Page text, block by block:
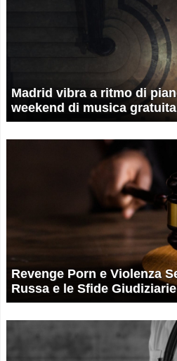
Madrid vibra a ritmo di
weekend di musica gratuita
Revenge Porn e Violenza
Russa e le Sfide Giudiziarie